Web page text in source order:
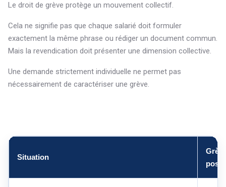
Le droit de grève protège un mouvement collectif.
Cela ne signifie pas que chaque salarié doit formuler
exactement la même phrase ou rédiger un document commun.
Mais la revendication doit présenter une dimension collective.
Une demande strictement individuelle ne permet pas
nécessairement de caractériser une grève.
Situation